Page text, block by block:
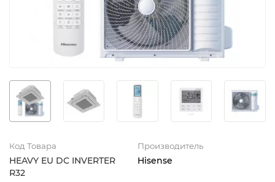
Код Товара
HEAVY EU DC INVERTER
R32
Производитель
Hisense